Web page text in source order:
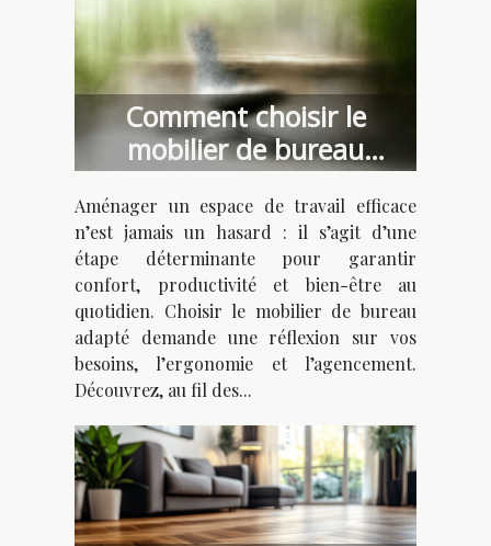
Comment choisir le
mobilier de bureau
adapté à votre espace de
travail ?
Aménager un espace de travail efficace
n’est jamais un hasard : il s’agit d’une
étape déterminante pour garantir
confort, productivité et bien-être au
quotidien. Choisir le mobilier de bureau
adapté demande une réflexion sur vos
besoins, l’ergonomie et l’agencement.
Découvrez, au fil des...